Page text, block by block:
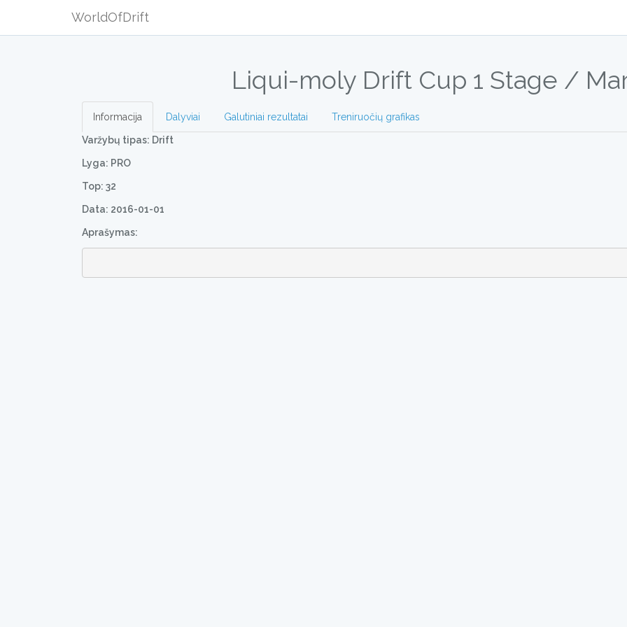
WorldOfDrift
Liqui-moly Drift Cup 1 Stage /
Informacija Dalyviai Galutiniai rezultatai Treniruočių grafikas
Varžybų tipas: Drift
Lyga: PRO
Top: 32
Data: 2016-01-01
Aprašymas: